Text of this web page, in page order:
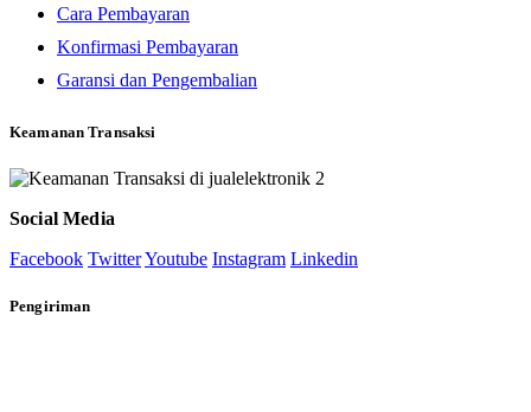
Cara Pembayaran
Konfirmasi Pembayaran
Garansi dan Pengembalian
Keamanan Transaksi
Social Media
Facebook TwitterYoutube Instagram Linkedin
Pengiriman